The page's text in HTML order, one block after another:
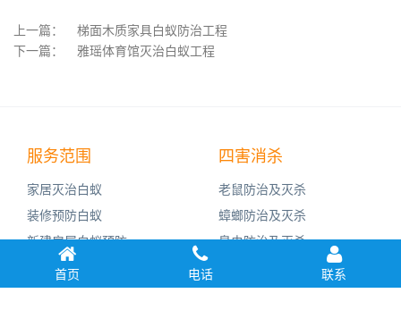
上一篇：
梯面木质家具白蚁防治工程
下一篇：
雅瑶体育馆灭治白蚁工程
服务范围
家居灭治白蚁
装修预防白蚁
新建房屋白蚁预防
杀虫灭鼠工程
四害消杀
老鼠防治及灭杀
蟑螂防治及灭杀
臭虫防治及灭杀
首页 电话 联系